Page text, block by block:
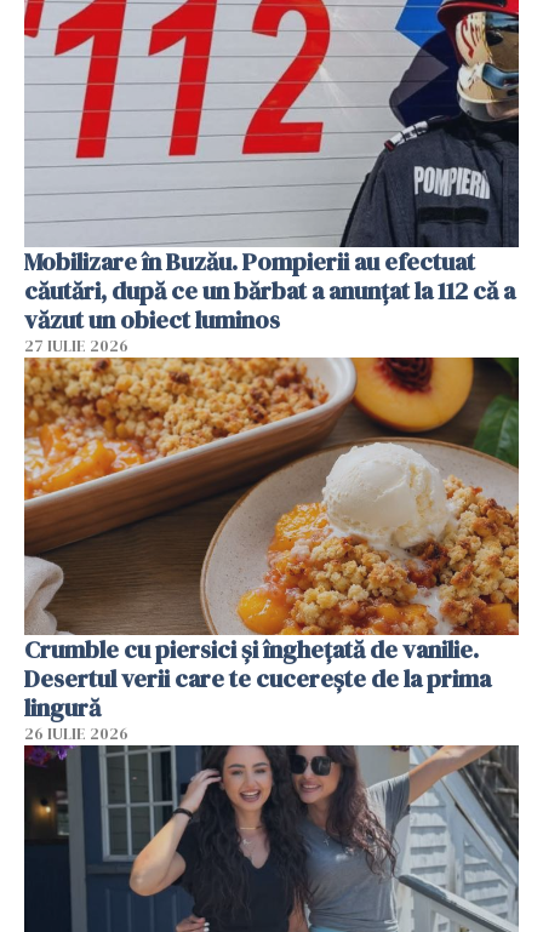
Mobilizare în Buzău. Pompierii au efectuat
căutări, după ce un bărbat a anunțat la 112 că a
văzut un obiect luminos
27 IULIE 2026
Crumble cu piersici și înghețată de vanilie.
Desertul verii care te cucerește de la prima
lingură
26 IULIE 2026